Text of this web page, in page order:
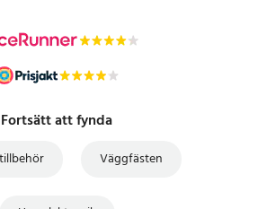
Fortsätt att fynda
Väggfästen